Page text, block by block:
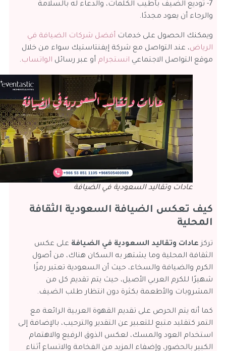
7- توديع الضيف بأطيب الكلمات، والدعاء له بالسلامة
والرجاء أن يعود مجددًا.
ويمكنك الحصول على خدماتأفضل شركات الضيافة في
الرياض، عند التواصل مع شركة إيفنتاستيك سواء من خلال
موقع التواصل الاجتماعيانستجرامأو عبر رسائلالواتساب.
عادات وتقاليد السعودية في الضيافة
كيف تعكس الضيافة السعودية الثقافة
المحلية
تركزعادات وتقاليد السعودية في الضيافةعلى عكس
الثقافة المحلية وما يشتهر به السكان هناك، من أصول
الكرم والضيافة والسخاء، حيث أن السعودية تعتبر رمزًا
شهيرًا للكرم العربي الأصيل، حيث يتم تقديم كل من
المشروبات والأطعمة بكثرة دون انتظار طلب الضيف.
كما أنه يتم الحرص على تقديم القهوة العربية الرائعة مع
التمر كتقليد متبع للتعبير عن التقدير والترحيب، بالإضافة إلى
استخدام العود والمسك، لعكس الذوق الرفيع والاهتمام
الكبير بالحضور، وإضفاء المزيد من الفخامة والاتساع أثناء